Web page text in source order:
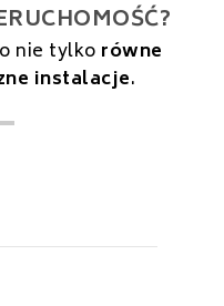
nie tylko równe
instalacje.